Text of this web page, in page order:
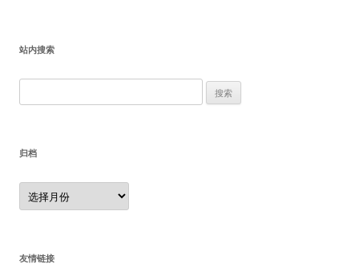
站内搜索
索：
归档
归
档
友情链接